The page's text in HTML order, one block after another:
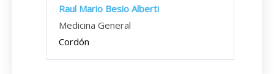
Raul Mario Besio Alberti
Medicina General
Cordón